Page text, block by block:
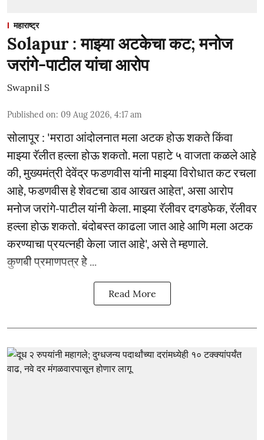
महाराष्ट्र
Solapur : माझ्या अटकेचा कट; मनोज
जरांगे-पाटील यांचा आरोप
Swapnil S
Published on: 09 Aug 2026, 4:17 am
सोलापूर : 'मराठा आंदोलनात मला अटक होऊ शकते किंवा
माझ्या रॅलीत हल्ला होऊ शकतो. मला पहाटे ५ वाजता कळले आहे
की, मुख्यमंत्री देवेंद्र फडणवीस यांनी माझ्या विरोधात कट रचला
आहे, फडणवीस हे शेवटचा डाव आखत आहेत', असा आरोप
मनोज जरांगे-पाटील यांनी केला. माझ्या रॅलीवर दगडफेक, रॅलीवर
हल्ला होऊ शकतो. बंदोबस्त काढला जात आहे आणि मला अटक
करण्याचा प्रयत्नही केला जात आहे', असे ते म्हणाले.
कुणबी प्रमाणपत्र हे ...
Read More